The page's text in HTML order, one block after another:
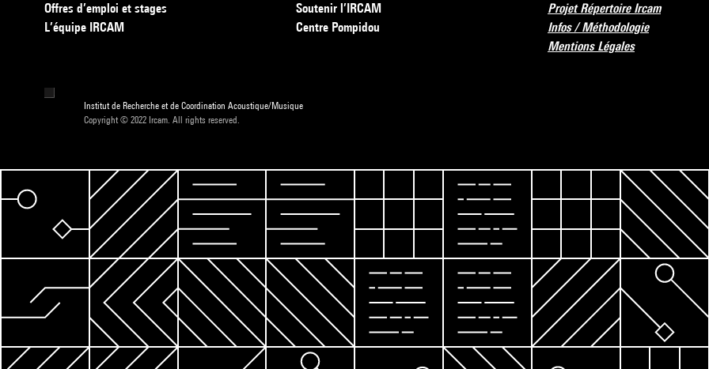
Offres d’emploi et stages
L’équipe IRCAM
Soutenir l’IRCAM
Centre Pompidou
Projet Répertoire Ircam
Infos / Méthodologie
Mentions Légales
Institut de Recherche et de Coordination Acoustique/Musique
Copyright © 2022 Ircam. All rights reserved.